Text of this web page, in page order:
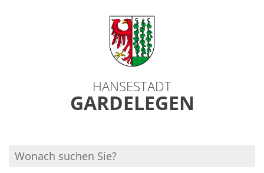
HANSESTADT
GARDELEGEN